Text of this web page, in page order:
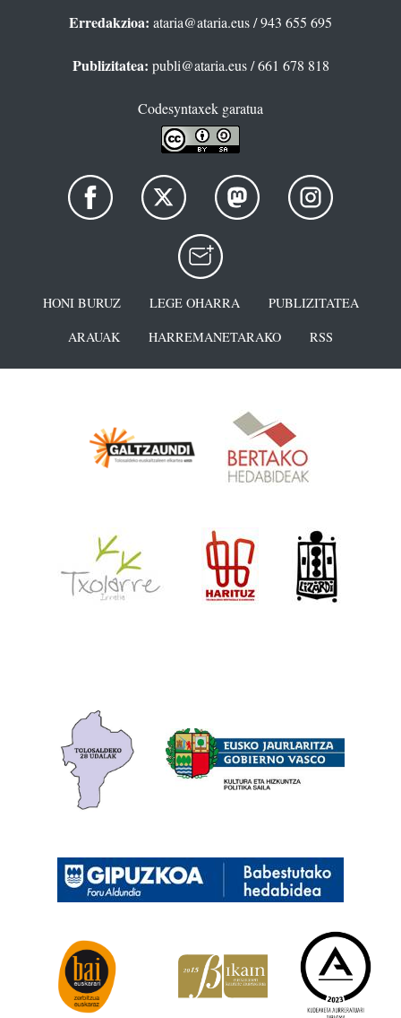
Erredakzioa: ataria@ataria.eus/ 943 655 695
Publizitatea: publi@ataria.eus/ 661 678 818
Codesyntaxek garatua
HONI BURUZ LEGE OHARRA
PUBLIZITATEA
ARAUAK
HARREMANETARAKO RSS